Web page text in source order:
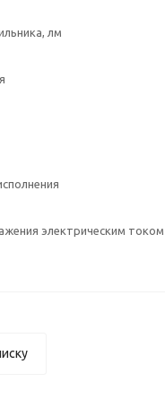
лм
электрическим током